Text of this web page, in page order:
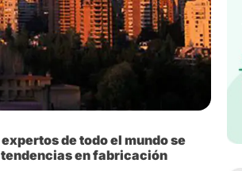
de todo el mundo se
en fabricación